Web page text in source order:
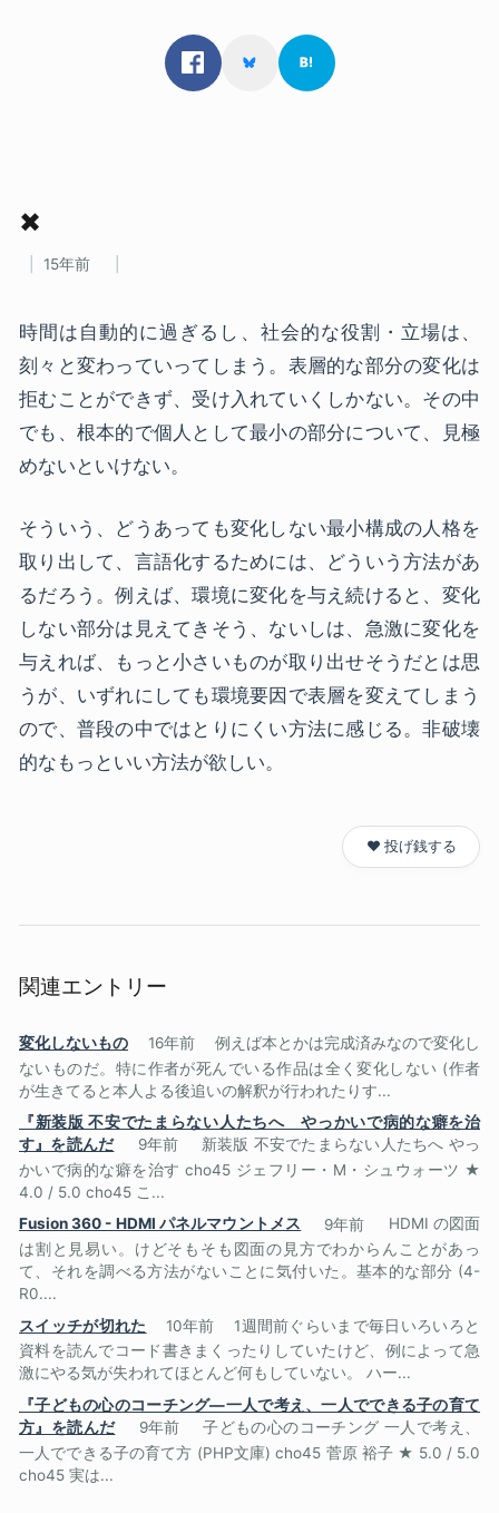
✖
15年前
時間は自動的に過ぎるし、社会的な役割・立場は、
刻々と変わっていってしまう。表層的な部分の変化は
拒むことができず、受け入れていくしかない。その中
でも、根本的で個人として最小の部分について、見極
めないといけない。
そういう、どうあっても変化しない最小構成の人格を
取り出して、言語化するためには、どういう方法があ
るだろう。例えば、環境に変化を与え続けると、変化
しない部分は見えてきそう、ないしは、急激に変化を
与えれば、もっと小さいものが取り出せそうだとは思
うが、いずれにしても環境要因で表層を変えてしまう
ので、普段の中ではとりにくい方法に感じる。非破壊
的なもっといい方法が欲しい。
❤️ 投げ銭する
関連エントリー
変化しないもの 16年前
例えば本とかは完成済みなので変化し
ないものだ。特に作者が死んでいる作品は全く変化しない (作者
が生きてると本人よる後追いの解釈が行われたりす...
『新装版 不安でたまらない人たちへ やっかいで病的な癖を治
す』を読んだ
9年前
新装版 不安でたまらない人たちへ やっ
かいで病的な癖を治す cho45 ジェフリー・M・シュウォーツ ★
4.0 / 5.0 cho45 こ...
Fusion 360 - HDMI パネルマウントメス
9年前
HDMI の図面
は割と見易い。けどそもそも図面の見方でわからんことがあっ
て、それを調べる方法がないことに気付いた。基本的な部分 (4-
R0....
スイッチが切れた
10年前
1週間前ぐらいまで毎日いろいろと
資料を読んでコード書きまくったりしていたけど、例によって急
激にやる気が失われてほとんど何もしていない。 ハー...
『子どもの心のコーチング―一人で考え、一人でできる子の育て
方』を読んだ
9年前
子どもの心のコーチング 一人で考え、
一人でできる子の育て方 (PHP文庫) cho45 菅原 裕子 ★ 5.0 / 5.0
cho45 実は...